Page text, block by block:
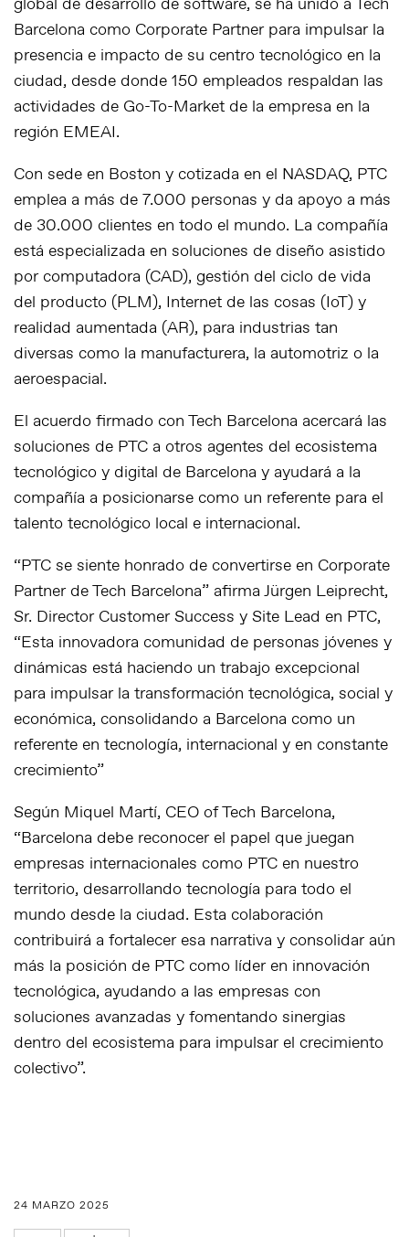
global de desarrollo de software, se ha unido a Tech
Barcelona como Corporate Partner para impulsar la
presencia e impacto de su centro tecnológico en la
ciudad, desde donde 150 empleados respaldan las
actividades de Go-To-Market de la empresa en la
región EMEAI.
Con sede en Boston y cotizada en el NASDAQ, PTC
emplea a más de 7.000 personas y da apoyo a más
de 30.000 clientes en todo el mundo. La compañía
está especializada en soluciones de diseño asistido
por computadora (CAD), gestión del ciclo de vida
del producto (PLM), Internet de las cosas (IoT) y
realidad aumentada (AR), para industrias tan
diversas como la manufacturera, la automotriz o la
aeroespacial.
El acuerdo firmado con Tech Barcelona acercará las
soluciones de PTC a otros agentes del ecosistema
tecnológico y digital de Barcelona y ayudará a la
compañía a posicionarse como un referente para el
talento tecnológico local e internacional.
“PTC se siente honrado de convertirse en Corporate
Partner de Tech Barcelona” afirma Jürgen Leiprecht,
Sr. Director Customer Success y Site Lead en PTC,
“Esta innovadora comunidad de personas jóvenes y
dinámicas está haciendo un trabajo excepcional
para impulsar la transformación tecnológica, social y
económica, consolidando a Barcelona como un
referente en tecnología, internacional y en constante
crecimiento”
Según Miquel Martí, CEO of Tech Barcelona,
“Barcelona debe reconocer el papel que juegan
empresas internacionales como PTC en nuestro
territorio, desarrollando tecnología para todo el
mundo desde la ciudad. Esta colaboración
contribuirá a fortalecer esa narrativa y consolidar aún
más la posición de PTC como líder en innovación
tecnológica, ayudando a las empresas con
soluciones avanzadas y fomentando sinergias
dentro del ecosistema para impulsar el crecimiento
colectivo”.
24 MARZO 2025